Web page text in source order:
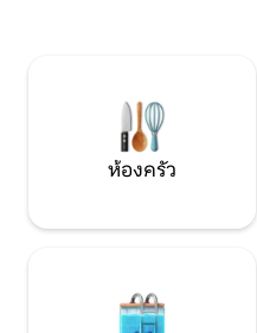
ห้องครัว